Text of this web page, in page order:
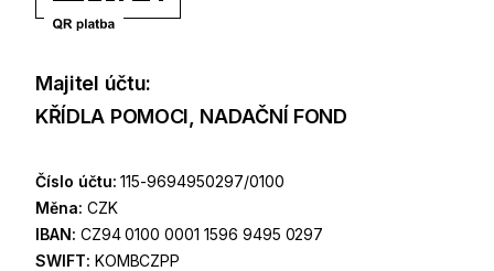
Majitel účtu:
KŘÍDLA POMOCI, NADAČNÍ FOND
Číslo účtu:115-9694950297/0100
Měna: CZK
IBAN: CZ94 0100 0001 1596 9495 0297
SWIFT: KOMBCZPP